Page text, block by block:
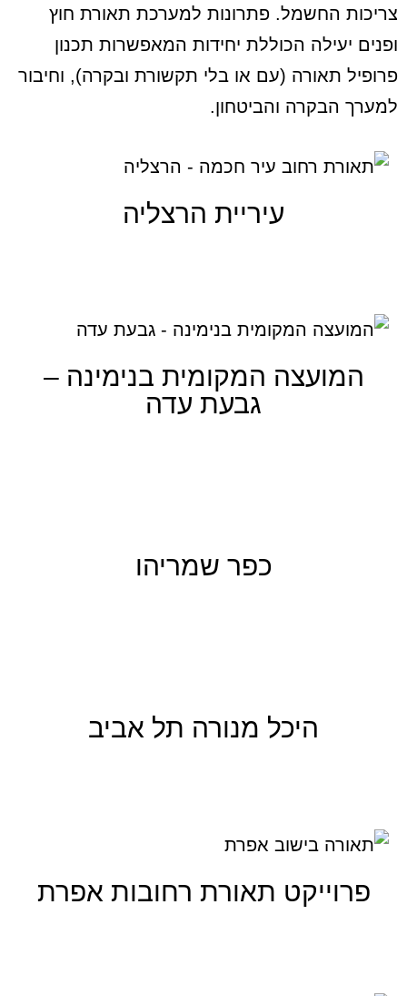
צריכות החשמל. פתרונות למערכת תאורת חוץ
ופנים יעילה הכוללת יחידות המאפשרות תכנון
פרופיל תאורה (עם או בלי תקשורת ובקרה), וחיבור
למערך הבקרה והביטחון.
עיריית הרצליה
המועצה המקומית בנימינה –
גבעת עדה
כפר שמריהו
היכל מנורה תל אביב
פרוייקט תאורת רחובות אפרת